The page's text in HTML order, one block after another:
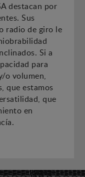
destacan por
Sus
radio de giro le
Si a
para
o volumen,
que estamos
que
en